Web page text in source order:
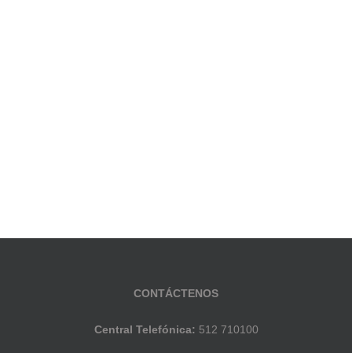
CONTÁCTENOS
Central Telefónica: 512 710100